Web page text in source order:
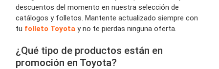
descuentos del momento en nuestra selección de
catálogos y folletos. Mantente actualizado siempre con
tu folleto Toyota y no te pierdas ninguna oferta.
¿Qué tipo de productos están en
promoción en Toyota?